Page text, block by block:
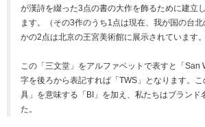
が漢詩を綴った3点の書の大作を飾るために建立
ます。（その3作のうち1点は現在、我が国の台
かの2点は北京の王宮美術館に展示されています。
この「三文堂」をアルファベットで表すと「San
字を後ろから表記すれば「TWS」となります。
具」を意味する「BI」を加え、私たちはブランド
た。